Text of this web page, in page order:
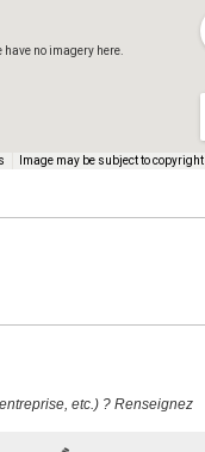
have no imagery here.
Image may be subject to copyright
etc.) ? Renseignez